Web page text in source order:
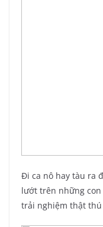
Đi ca nô hay tàu ra
lướt trên những
trải nghiệm thật thú